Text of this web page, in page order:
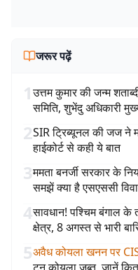
जरूर पढ़ें
1उत्तम कुमार की जन्म
समिति, शुभेंदु अधिकारी
2SIR ट्रिब्यूनल की जज ने
हाईकोर्ट से कही ये बात
3ममता बनर्जी सरकार के
समझें क्या है एसएससी
4सावधान! पश्चिम बंगाल के
क्षेत्र, 8 अगस्त से भारी
5अवैध कोयला खनन पर